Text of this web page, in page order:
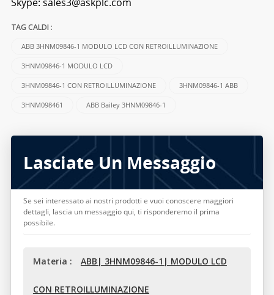
TAG CALDI :
ABB 3HNM09846-1 MODULO LCD CON RETROILLUMINAZIONE
3HNM09846-1 MODULO LCD
3HNM09846-1 CON RETROILLUMINAZIONE 3HNM09846-1 ABB
3HNM098461 ABB Bailey 3HNM09846-1
Lasciate Un Messaggio
Se sei interessato ai nostri prodotti e vuoi conoscere maggiori
dettagli, lascia un messaggio qui, ti risponderemo il prima
possibile.
Materia : ABB| 3HNM09846-1| MODULO LCD
CON RETROILLUMINAZIONE